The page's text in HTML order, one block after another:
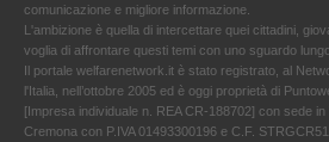
comunicazione e migliore informazione.
L'ambizione è quella di intercettare quei cittadini,
voglia di affrontare questi temi con uno sguardo
Il portale welfarenetwork.it è stato registrato, al
l'Italia, nell’ottobre 2005 ed è oggi proprietà di
[Impresa individuale n. REA CR-188702] con sede
Cremona con P.IVA 01493300196 e C.F.